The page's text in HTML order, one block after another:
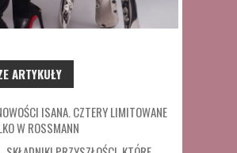
ARTYKUŁY
ISANA. CZTERY LIMITOWANE
W ROSSMANN